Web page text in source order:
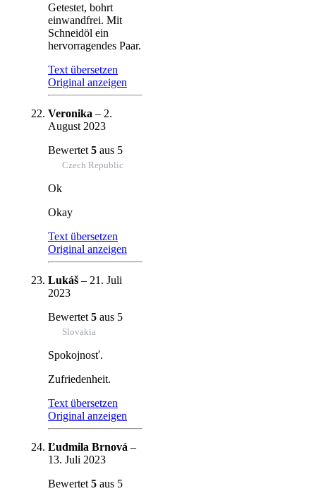
Getestet, bohrt
einwandfrei. Mit
Schneidöl ein
hervorragendes Paar.
Text übersetzen
Original anzeigen
Veronika – 2.
August 2023
Bewertet 5 aus 5
Czech Republic
Ok
Okay
Text übersetzen
Original anzeigen
Lukáš – 21. Juli
2023
Bewertet 5 aus 5
Slovakia
Spokojnosť.
Zufriedenheit.
Text übersetzen
Original anzeigen
Ľudmila Brnová –
13. Juli 2023
Bewertet 5 aus 5